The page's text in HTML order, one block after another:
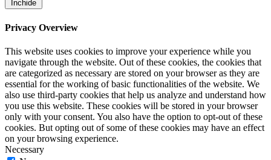
Închide
Privacy Overview
This website uses cookies to improve your experience while you
navigate through the website. Out of these cookies, the cookies that
are categorized as necessary are stored on your browser as they are
essential for the working of basic functionalities of the website. We
also use third-party cookies that help us analyze and understand how
you use this website. These cookies will be stored in your browser
only with your consent. You also have the option to opt-out of these
cookies. But opting out of some of these cookies may have an effect
on your browsing experience.
Necessary